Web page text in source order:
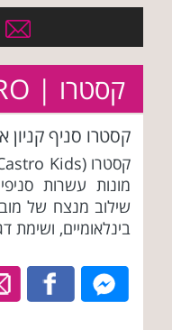
קסטרו | CASTRO
קסטרו סניף קניון
מונות עשרות
שילוב מנצח של
בינלאומיים, ושימת